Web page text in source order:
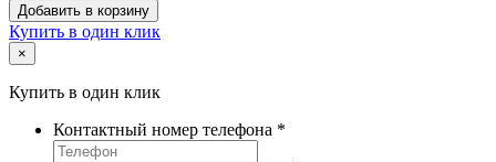
Добавить в корзину
Купить в один клик
×
Купить в один клик
Контактный номер телефона *